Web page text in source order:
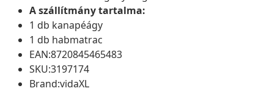
A szállítmány tartalma:
1 db kanapéágy
1 db habmatrac
EAN:8720845465483
SKU:3197174
Brand:vidaXL